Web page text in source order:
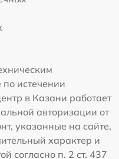
истечении
в Казани работает
авторизации от
указанные на сайте,
характер и
согласно п. 2 ст. 437